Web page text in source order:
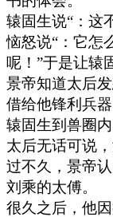
辕固生说“：这
恼怒说“：它怎
呢！”于是让辕
景帝知道太后
借给他锋利兵器
辕固生到兽圈
太后无话可说
过不久，景帝
刘乘的太傅。
很久之后，他因